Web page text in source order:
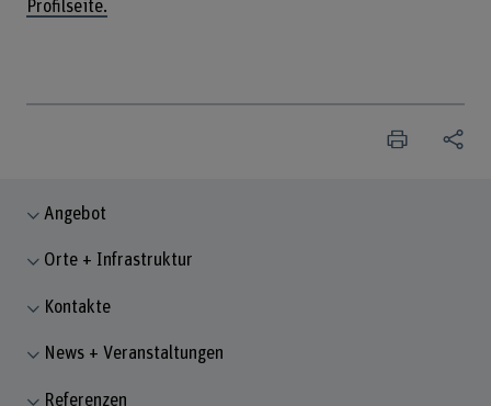
Profilseite.
Angebot
Orte + Infrastruktur
Kontakte
News + Veranstaltungen
Referenzen